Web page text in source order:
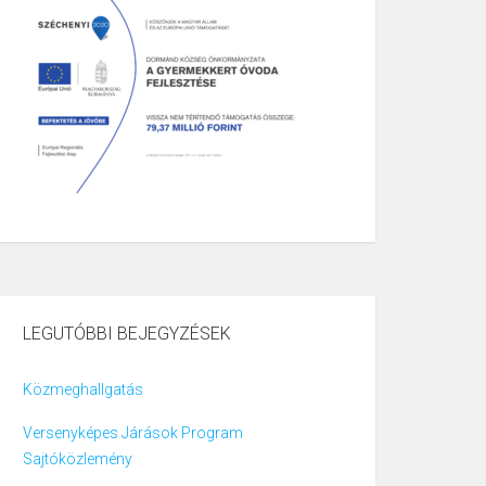
LEGUTÓBBI BEJEGYZÉSEK
Közmeghallgatás
Versenyképes Járások Program
Sajtóközlemény